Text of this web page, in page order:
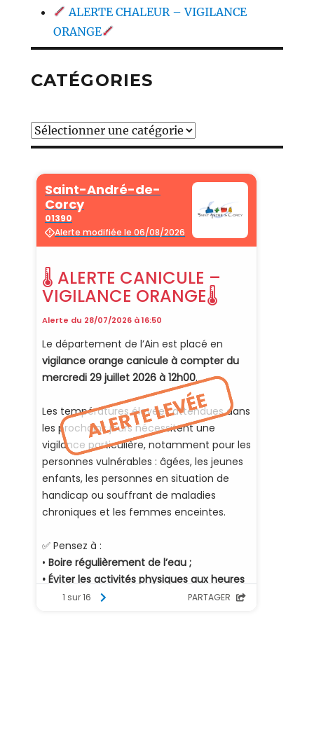
ALERTE CHALEUR – VIGILANCE
ORANGE
CATÉGORIES
Catégories